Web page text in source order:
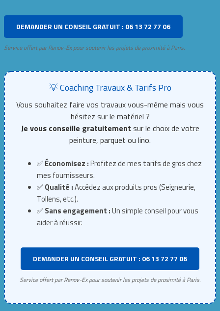
DEMANDER UN CONSEIL GRATUIT : 06 13 72 77 06
Service offert par Renov-Ex pour soutenir les projets de proximité à Paris.
💡 Coaching Travaux & Tarifs Pro
Vous souhaitez faire vos travaux vous-même mais vous
hésitez sur le matériel ?
Je vous conseille gratuitement sur le choix de votre
peinture, parquet ou lino.
✅Économisez :Profitez de mes tarifs de gros chez
mes fournisseurs.
✅Qualité :Accédez aux produits pros (Seigneurie,
Tollens, etc.).
✅Sans engagement :Un simple conseil pour vous
aider à réussir.
DEMANDER UN CONSEIL GRATUIT : 06 13 72 77 06
Service offert par Renov-Ex pour soutenir les projets de proximité à Paris.